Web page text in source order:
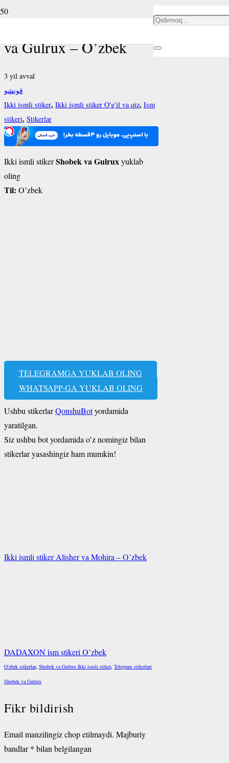
va Gulrux – O’zbek
3 yil avval
قونشو
Ikki ismli stiker, Ikki ismli stiker O'g'il va qiz, Ism
stikeri, Stikerlar
Ikki ismli stikerShobek va Gulruxyuklab
oling
Til: O’zbek
TELEGRAMGA YUKLAB OLING
WHATSAPP-GA YUKLAB OLING
Ushbu stikerlarQonshuBotyordamida
yaratilgan.
Siz ushbu bot yordamida o’z nomingiz bilan
stikerlar yasashingiz ham mumkin!
Ikki ismli stiker Alisher va Mohira – O’zbek
DADAXON ism stikeri O’zbek
O'zbek stikerlar, Shobek va Gulrux Ikki ismli stiker, Telegram stikerlari
Shobek va Gulrux
Fikr bildirish
Email manzilingiz chop etilmaydi. Majburiy
bandlar* bilan belgilangan